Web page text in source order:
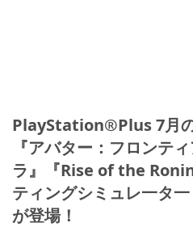
PlayStation®Plus 7月
『アバター：フロンテ
ラ』『Rise of the
ティングシミュレ一タ
が登場！